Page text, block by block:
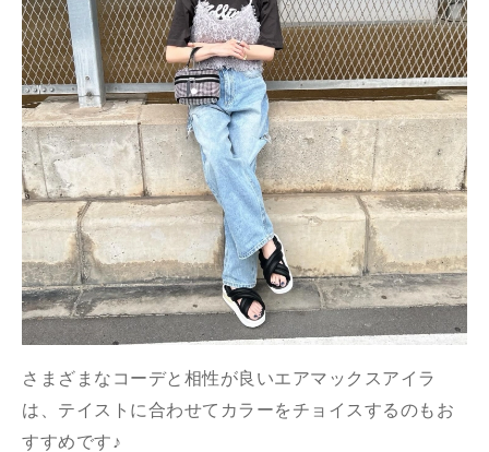
さまざまなコーデと相性が良いエアマックスアイラ
は、テイストに合わせてカラーをチョイスするのもお
すすめです♪